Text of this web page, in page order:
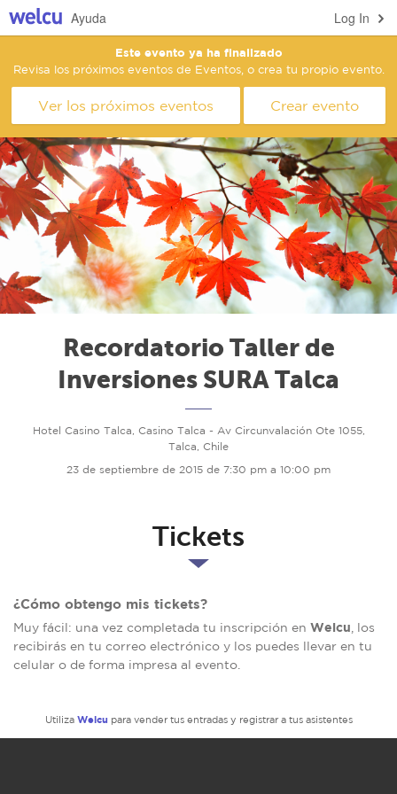
Log In
Ayuda
Este evento ya ha finalizado
Revisa los próximos eventos de Eventos, o crea tu propio evento.
Ver los próximos eventos Crear evento
Recordatorio Taller de
Inversiones SURA Talca
Hotel Casino Talca, Casino Talca - Av Circunvalación Ote 1055,
Talca, Chile
23 de septiembre de 2015 de 7:30 pm a 10:00 pm
Tickets
¿Cómo obtengo mis tickets?
Muy fácil: una vez completada tu inscripción en Welcu , los
recibirás en tu correo electrónico y los puedes llevar en tu
celular o de forma impresa al evento.
Utiliza Welcu para vender tus entradas y registrar a tus asistentes